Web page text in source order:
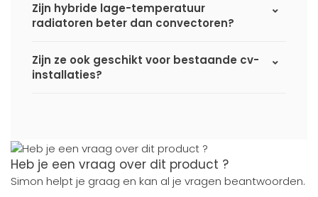
Zijn hybride lage-temperatuur
radiatoren beter dan convectoren?
Zijn ze ook geschikt voor bestaande cv-
installaties?
Heb je een vraag over dit product ?
Simon helpt je graag en kan al je vragen beantwoorden.